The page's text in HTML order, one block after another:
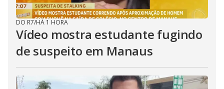
DO R7/HÁ 1 HORA
Vídeo mostra estudante fugindo
de suspeito em Manaus